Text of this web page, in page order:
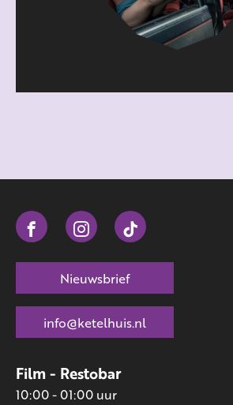
Film - Restobar
10:00 - 01:00 uur
Nieuwsbrief
info@ketelhuis.nl